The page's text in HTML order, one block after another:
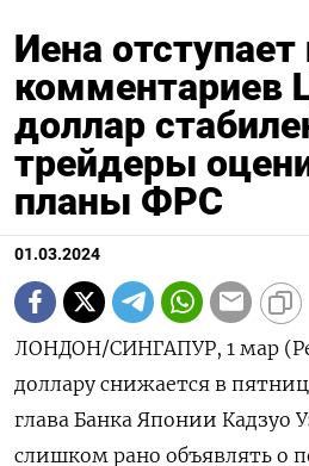
Иена отступает
комментариев
доллар
трейдеры
планы ФРС
01.03.2024
ЛОНДОН/СИНГАПУР, 1 мар
доллару снижается в
глава Банка Японии Кадзуо
слишком рано объявлять о